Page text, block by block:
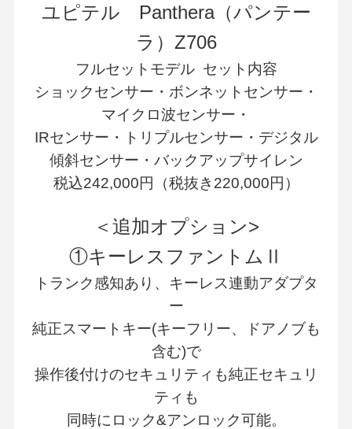
ユピテル Panthera（パンテー
ラ）Z706
フルセットモデル セット内容
ショックセンサー・ボンネットセンサー・
マイクロ波センサー・
IRセンサー・トリプルセンサー・デジタル
傾斜センサー・バックアップサイレン
税込242,000円（税抜き220,000円）
＜追加オプション>
①キーレスファントムⅡ
トランク感知あり、キーレス連動アダプタ
ー
純正スマートキー(キーフリー、ドアノブも
含む)で
操作後付けのセキュリティも純正セキュリ
ティも
同時にロック&アンロック可能。